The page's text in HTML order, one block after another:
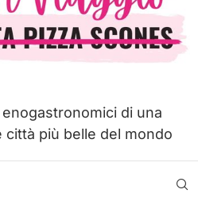
di una
città più belle del mondo